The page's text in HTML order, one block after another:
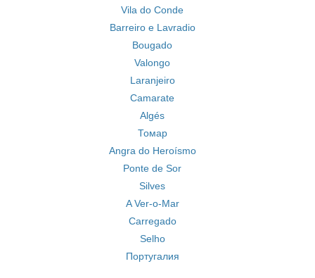
Vila do Conde
Barreiro e Lavradio
Bougado
Valongo
Laranjeiro
Camarate
Algés
Томар
Angra do Heroísmo
Ponte de Sor
Silves
A Ver-o-Mar
Carregado
Selho
Португалия